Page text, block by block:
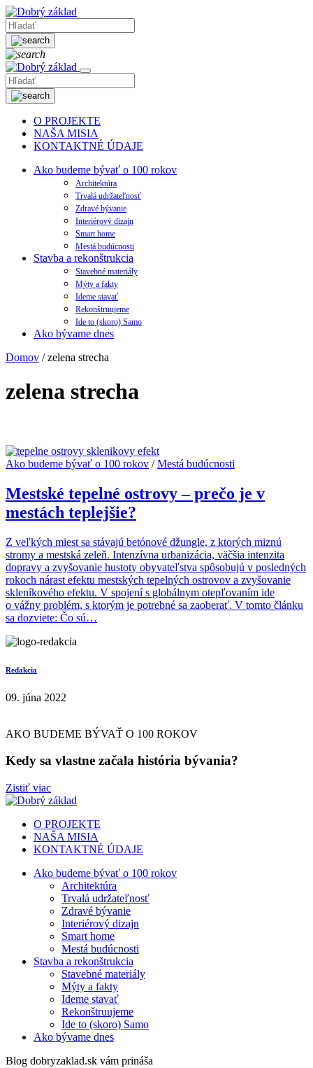
O PROJEKTE
NAŠA MISIA
KONTAKTNÉ ÚDAJE
Ako budeme bývať o 100 rokov
Architektúra
Trvalá udržateľnosť
Zdravé bývanie
Interiérový dizajn
Smart home
Mestá budúcnosti
Stavba a rekonštrukcia
Stavebné materiály
Mýty a fakty
Ideme stavať
Rekonštruujeme
Ide to (skoro) Samo
Ako bývame dnes
Domov /zelena strecha
zelena strecha
Ako budeme bývať o 100 rokov /Mestá budúcnosti
Mestské tepelné ostrovy – prečo je v
mestách teplejšie?
Z veľkých miest sa stávajú betónové džungle, z ktorých miznú
stromy a mestská zeleň. Intenzívna urbanizácia, väčšia intenzita
dopravy a zvyšovanie hustoty obyvateľstva spôsobujú v posledných
rokoch nárast efektu mestských tepelných ostrovov a zvyšovanie
skleníkového efektu. V spojení s globálnym otepľovaním ide
o vážny problém, s ktorým je potrebné sa zaoberať. V tomto článku
sa dozviete: Čo sú…
Redakcia
09. júna 2022
AKO BUDEME BÝVAŤ O 100 ROKOV
Kedy sa vlastne začala história bývania?
Zistiť viac
O PROJEKTE
NAŠA MISIA
KONTAKTNÉ ÚDAJE
Ako budeme bývať o 100 rokov
Architektúra
Trvalá udržateľnosť
Zdravé bývanie
Interiérový dizajn
Smart home
Mestá budúcnosti
Stavba a rekonštrukcia
Stavebné materiály
Mýty a fakty
Ideme stavať
Rekonštruujeme
Ide to (skoro) Samo
Ako bývame dnes
Blog dobryzaklad.sk vám prináša